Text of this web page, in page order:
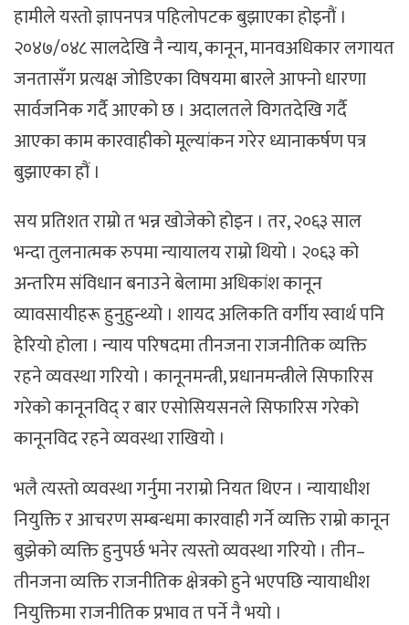
हामीले यस्तो ज्ञापनपत्र पहिलोपटक बुझाएका होइनौं ।
२०४७/०४८ सालदेखि नै न्याय, कानून, मानवअधिकार लगायत
जनतासँग प्रत्यक्ष जोडिएका विषयमा बारले आफ्नो धारणा
सार्वजनिक गर्दै आएको छ । अदालतले विगतदेखि गर्दै
आएका काम कारवाहीको मूल्यांकन गरेर ध्यानाकर्षण पत्र
बुझाएका हौं ।
सय प्रतिशत राम्रो त भन्न खोजेको होइन । तर, २०६३ साल
भन्दा तुलनात्मक रुपमा न्यायालय राम्रो थियो । २०६३ को
अन्तरिम संविधान बनाउने बेलामा अधिकांश कानून
व्यावसायीहरू हुनुहुन्थ्यो । शायद अलिकति वर्गीय स्वार्थ पनि
हेरियो होला । न्याय परिषदमा तीनजना राजनीतिक व्यक्ति
रहने व्यवस्था गरियो । कानूनमन्त्री, प्रधानमन्त्रीले सिफारिस
गरेको कानूनविद् र बार एसोसियसनले सिफारिस गरेको
कानूनविद रहने व्यवस्था राखियो ।
भलै त्यस्तो व्यवस्था गर्नुमा नराम्रो नियत थिएन । न्यायाधीश
नियुक्ति र आचरण सम्बन्धमा कारवाही गर्ने व्यक्ति राम्रो कानून
बुझेको व्यक्ति हुनुपर्छ भनेर त्यस्तो व्यवस्था गरियो । तीन–
तीनजना व्यक्ति राजनीतिक क्षेत्रको हुने भएपछि न्यायाधीश
नियुक्तिमा राजनीतिक प्रभाव त पर्ने नै भयो ।